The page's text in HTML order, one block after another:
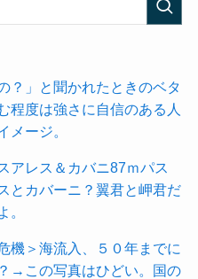
？」と聞かれたときのベタ
程度は強さに自信のある人
メージ。
アレス＆カバニ87ｍパス
とカバーニ？翼君と岬君だ
。
機＞海流入、５０年までに
→この写真はひどい。国の